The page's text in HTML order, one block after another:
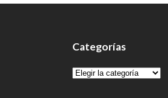
Categorías
Categorías